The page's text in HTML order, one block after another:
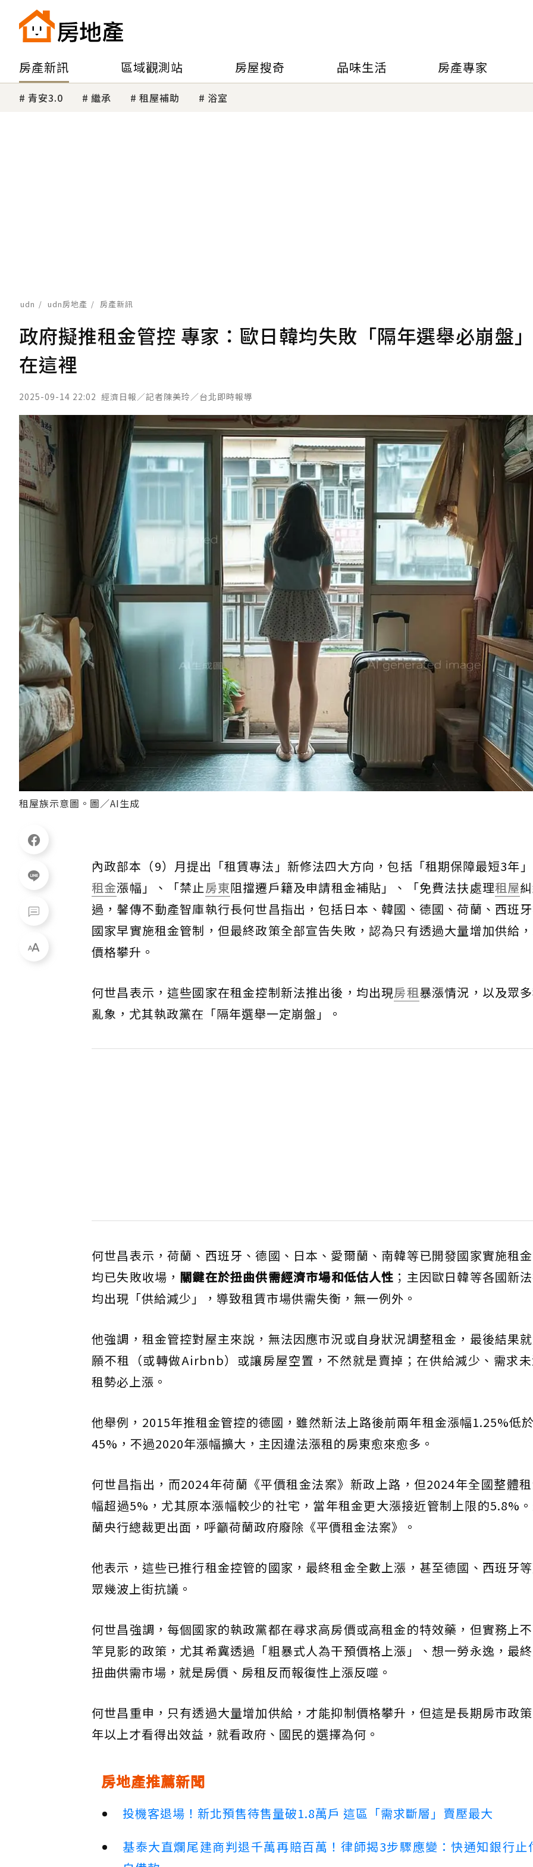
房產新訊 區域觀測站 房屋搜奇 品味生活 房產專家
青安3.0 繼承 租屋補助 浴室
udn udn房地產 房產新訊
政府擬推租金管控 專家：歐日韓均失敗「隔年選舉必崩盤
在這裡
2025-09-14 22:02 經濟日報／記者陳美玲／台北即時報導
租屋族示意圖。圖／AI生成
內政部本（9）月提出「租賃專法」新修法四大方向，包括「租期保障最短3年
租金漲幅」、「禁止房東阻擋遷戶籍及申請租金補貼」、「免費法扶處理租屋
過，馨傳不動產智庫執行長何世昌指出，包括日本、韓國、德國、荷蘭、西班
國家早實施租金管制，但最終政策全部宣告失敗，認為只有透過大量增加供給
價格攀升。
何世昌表示，這些國家在租金控制新法推出後，均出現房租暴漲情況，以及眾
亂象，尤其執政黨在「隔年選舉一定崩盤」。
何世昌表示，荷蘭、西班牙、德國、日本、愛爾蘭、南韓等已開發國家實施租金
均已失敗收場， 關鍵在於扭曲供需經濟市場和低估人性 ；主因歐日韓等各國新
均出現「供給減少」，導致租賃市場供需失衡，無一例外。
他強調，租金管控對屋主來說，無法因應市況或自身狀況調整租金，最後結果
願不租（或轉做Airbnb）或讓房屋空置，不然就是賣掉；在供給減少、需求
租勢必上漲。
他舉例，2015年推租金管控的德國，雖然新法上路後前兩年租金漲幅1.25%低
45%，不過2020年漲幅擴大，主因違法漲租的房東愈來愈多。
何世昌指出，而2024年荷蘭《平價租金法案》新政上路，但2024年全國整體
幅超過5%，尤其原本漲幅較少的社宅，當年租金更大漲接近管制上限的5.8%
蘭央行總裁更出面，呼籲荷蘭政府廢除《平價租金法案》。
他表示，這些已推行租金控管的國家，最終租金全數上漲，甚至德國、西班牙
眾幾波上街抗議。
何世昌強調，每個國家的執政黨都在尋求高房價或高租金的特效藥，但實務上
竿見影的政策，尤其希冀透過「粗暴式人為干預價格上漲」、想一勞永逸，最
扭曲供需市場，就是房價、房租反而報復性上漲反噬。
何世昌重申，只有透過大量增加供給，才能抑制價格攀升，但這是長期房市政
年以上才看得出效益，就看政府、國民的選擇為何。
房地產推薦新聞
投機客退場！新北預售待售量破1.8萬戶 這區「需求斷層」賣壓最大
基泰大直爛尾建商判退千萬再賠百萬！律師揭3步驟應變：快通知銀行止